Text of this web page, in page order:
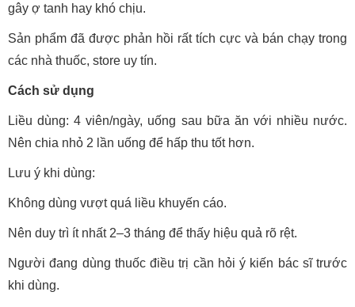
gây ợ tanh hay khó chịu.
Sản phẩm đã được phản hồi rất tích cực và bán chạy trong
các nhà thuốc, store uy tín.
Cách sử dụng
Liều dùng: 4 viên/ngày, uống sau bữa ăn với nhiều nước.
Nên chia nhỏ 2 lần uống để hấp thu tốt hơn.
Lưu ý khi dùng:
Không dùng vượt quá liều khuyến cáo.
Nên duy trì ít nhất 2–3 tháng để thấy hiệu quả rõ rệt.
Người đang dùng thuốc điều trị cần hỏi ý kiến bác sĩ trước
khi dùng.